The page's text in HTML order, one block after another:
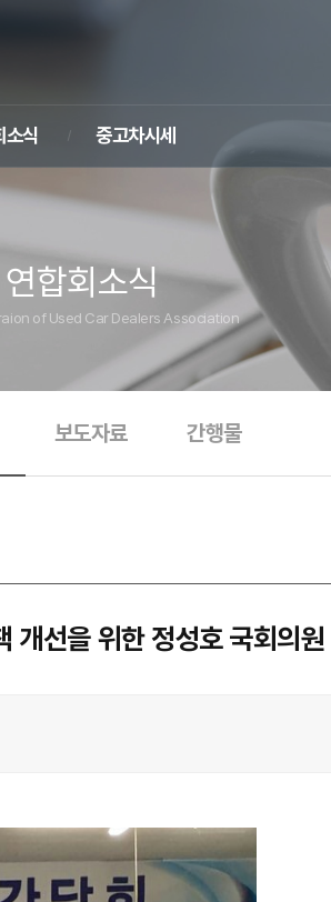
소식 중고차시세
연합회소식
of Used Car Dealers Association
보도자료 간행물
개선을 위한 정성호 국회의